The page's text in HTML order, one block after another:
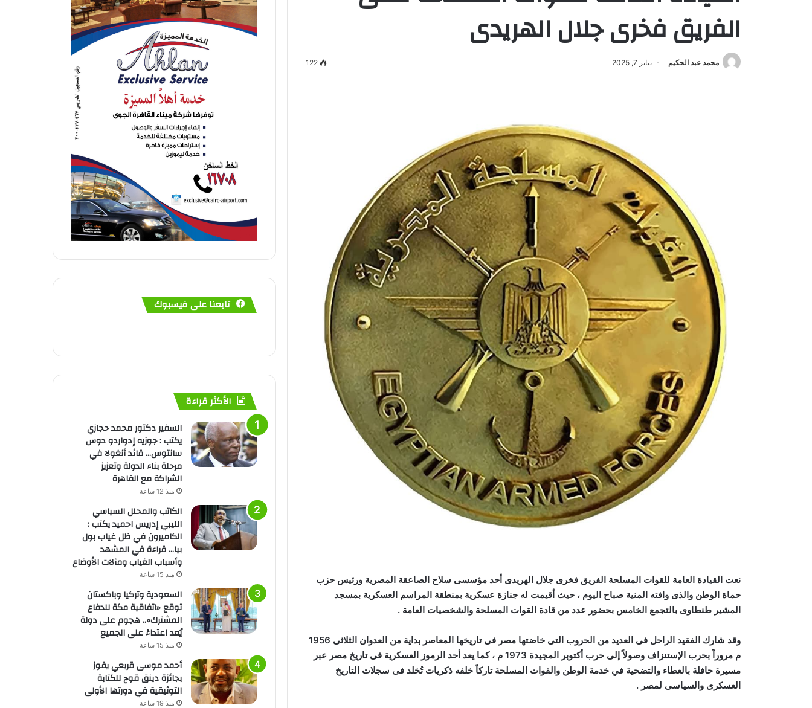
الفريق فخرى جلال الهريدى
محمد عبد الحكيم يناير 7, 2025 122
نعت القيادة العامة للقوات المسلحة الفريق فخرى جلال الهريدى أحد مؤسسى سلاح الصاعقة المصرية ورئيس حزب
حماة الوطن والذى وافته المنية صباح اليوم ، حيث أقيمت له جنازة عسكرية بمنطقة المراسم العسكرية بمسجد
المشير طنطاوى بالتجمع الخامس بحضور عدد من قادة القوات المسلحة والشخصيات العامة .
وقد شارك الفقيد الراحل فى العديد من الحروب التى خاضتها مصر فى تاريخها المعاصر بداية من العدوان الثلاثى 1956
م مروراً بحرب الإستنزاف وصولاً إلى حرب أكتوبر المجيدة 1973 م ، كما يعد أحد الرموز العسكرية فى تاريخ مصر عبر
مسيرة حافلة بالعطاء والتضحية في خدمة الوطن والقوات المسلحة تاركاً خلفه ذكريات تُخلد فى سجلات التاريخ
العسكرى والسياسى لمصر .
تابعنا على فيسبوك
الأكثر قراءة
السفير دكتور محمد حجازي
يكتب : جوزيه إدواردو دوس
سانتوس… قائد أنغولا في
مرحلة بناء الدولة وتعزيز
الشراكة مع القاهرة
منذ 12 ساعة
الكاتب والمحلل السياسي
الليبي إدريس احميد يكتب :
الكاميرون في ظل غياب بول
بيا… قراءة في المشهد
وأسباب الغياب ومآلات الأوضاع
منذ 15 ساعة
السعودية وتركيا وباكستان
توقع «اتفاقية مكة للدفاع
المشترك».. هجوم على دولة
يُعد اعتداءً على الجميع
منذ 15 ساعة
أحمد موسى قريعي يفوز
بجائزة دينق قوج للكتابة
التوثيقية في دورتها الأولى
منذ 19 ساعة